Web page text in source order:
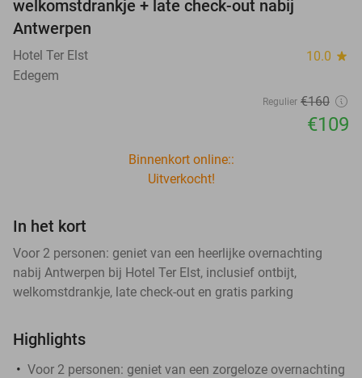
welkomstdrankje + late check-out nabij
Antwerpen
Hotel Ter Elst 10.0 star
Edegem
Regulier €160
€109
Binnenkort online::
Uitverkocht!
In het kort
Voor 2 personen: geniet van een heerlijke overnachting
nabij Antwerpen bij Hotel Ter Elst, inclusief ontbijt,
welkomstdrankje, late check-out en gratis parking
Highlights
Voor 2 personen: geniet van een zorgeloze overnachting